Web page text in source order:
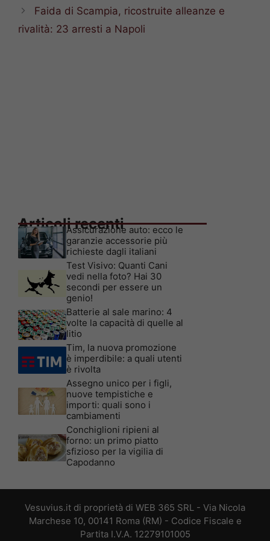
Faida di Scampia, ricostruite alleanze e
rivalità: 23 arresti a Napoli
Articoli recenti
Assicurazione auto: ecco le
garanzie accessorie più
richieste dagli italiani
Test Visivo: Quanti Cani
vedi nella foto? Hai 30
secondi per essere un
genio!
Batterie al sale marino: 4
volte la capacità di quelle al
litio
Tim, la nuova promozione
è imperdibile: a quali utenti
è rivolta
Assegno unico per i figli,
nuove tempistiche e
importi: quali sono i
cambiamenti
Conchiglioni ripieni al
forno: un primo piatto
sfizioso per la vigilia di
Capodanno
Vesuvius.it di proprietà di WEB 365 SRL - Via Nicola
Marchese 10, 00141 Roma (RM) - Codice Fiscale e
Partita I.V.A. 12279101005